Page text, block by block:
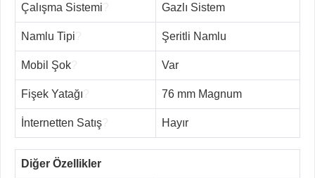
Çalışma Sistemi Gazlı Sistem
Namlu Tipi Şeritli Namlu
Mobil Şok Var
Fişek Yatağı 76 mm Magnum
İnternetten Satış Hayır
Diğer Özellikler